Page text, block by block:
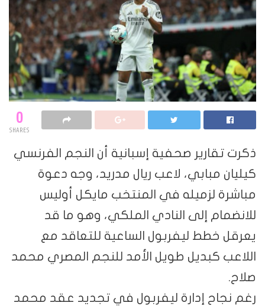
0
SHARES
ذكرت تقارير صحفية إسبانية أن النجم الفرنسي
كيليان مبابي، لاعب ريال مدريد، وجه دعوة
مباشرة لزميله في المنتخب مايكل أوليس
للانضمام إلى النادي الملكي، وهو ما قد
يعرقل خطط ليفربول الساعية للتعاقد مع
اللاعب كبديل طويل الأمد للنجم المصري محمد
صلاح.
رغم نجاح إدارة ليفربول في تجديد عقد محمد